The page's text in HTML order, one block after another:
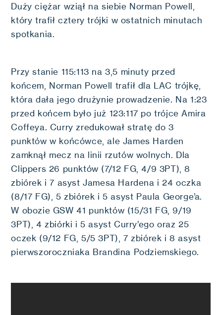
Duży ciężar wziął na siebie Norman Powell,
który trafił cztery trójki w ostatnich minutach
spotkania.
Przy stanie 115:113 na 3,5 minuty przed
końcem, Norman Powell trafił dla LAC trójkę,
która dała jego drużynie prowadzenie. Na 1:23
przed końcem było już 123:117 po trójce Amira
Coffeya. Curry zredukował stratę do 3
punktów w końcówce, ale James Harden
zamknął mecz na linii rzutów wolnych. Dla
Clippers 26 punktów (7/12 FG, 4/9 3PT), 8
zbiórek i 7 asyst Jamesa Hardena i 24 oczka
(8/17 FG), 5 zbiórek i 5 asyst Paula George’a.
W obozie GSW 41 punktów (15/31 FG, 9/19
3PT), 4 zbiórki i 5 asyst Curry’ego oraz 25
oczek (9/12 FG, 5/5 3PT), 7 zbiórek i 8 asyst
pierwszoroczniaka Brandina Podziemskiego.